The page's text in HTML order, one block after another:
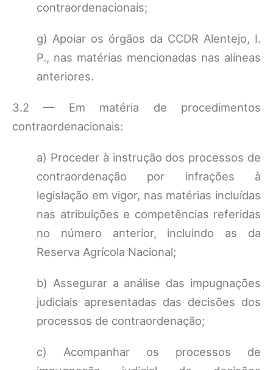
contraordenacionais;
g) Apoiar os órgãos da CCDR Alentejo, I.
P., nas matérias mencionadas nas alíneas
anteriores.
3.2 — Em matéria de procedimentos
contraordenacionais:
a) Proceder à instrução dos processos de
contraordenação por infrações à
legislação em vigor, nas matérias incluídas
nas atribuições e competências referidas
no número anterior, incluindo as da
Reserva Agrícola Nacional;
b) Assegurar a análise das impugnações
judiciais apresentadas das decisões dos
processos de contraordenação;
c) Acompanhar os processos de